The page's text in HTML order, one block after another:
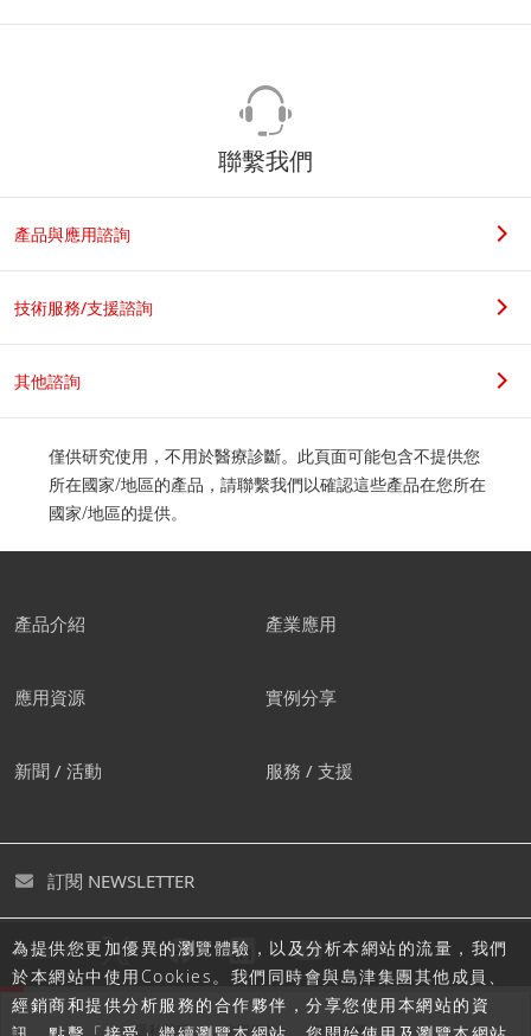
為提供您更加優異的瀏覽體驗，以及分析本網站的流量，我們
於本網站中使用Cookies。我們同時會與島津集團其他成員、
經銷商和提供分析服務的合作夥伴，分享您使用本網站的資
聯繫我們
產品與應用諮詢
技術服務/支援諮詢
其他諮詢
僅供研究使用，不用於醫療診斷。此頁面可能包含不提供您
所在國家/地區的產品，請聯繫我們以確認這些產品在您所在
國家/地區的提供。
產品介紹 產業應用
應用資源 實例分享
新聞 / 活動 服務 / 支援
訂閱 NEWSLETTER
追蹤島津
隱私聲明 使用條款 網站地圖